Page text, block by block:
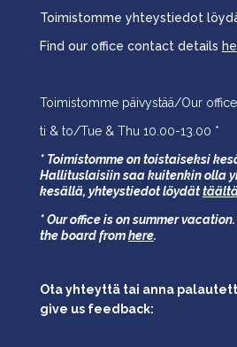
Toimistomme yhteystiedot
Find our office contact details
Toimistomme päivystää/Our
ti & to/Tue & Thu 10.00-13.00 *
* Toimistomme on toistaiseksi
Hallituslaisiin saa kuitenkin olla
kesällä, yhteystiedot löydät
* Our office is on summer
the board fromhere.
Ota yhteyttä tai anna
give us feedback: